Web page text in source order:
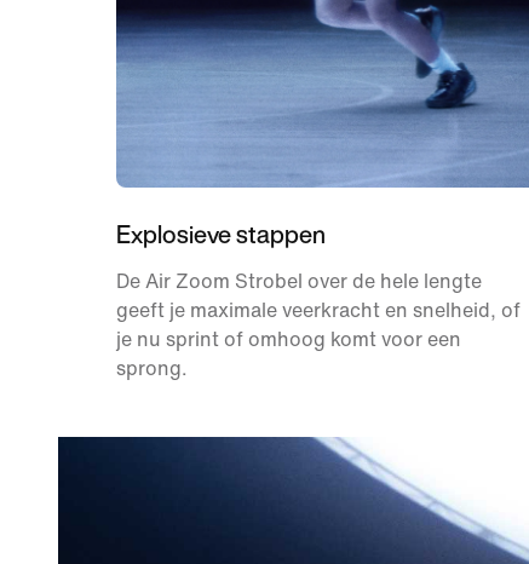
Explosieve stappen
De Air Zoom Strobel over de hele lengte
geeft je maximale veerkracht en snelheid, of
je nu sprint of omhoog komt voor een
sprong.